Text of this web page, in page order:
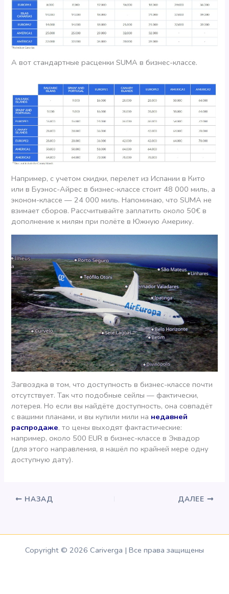
А вот стандартные расценки SUMA в бизнес-классе.
Например, с учетом скидки, перелет из Испании в Кито
или в Буэнос-Айрес в бизнес-классе стоит 48 000 миль, а
эконом-классе — 24 000 миль. Напоминаю, что SUMA не
взимает сборов. Рассчитывайте заплатить около 50€ в
дополнение к милям при полёте в Южную Америку.
Загвоздка в том, что доступность в бизнес-классе почти
отсутствует. Так что подобные сейлы — фактически,
лотерея. Но если вы найдёте доступность, она совпадёт
с вашими планами, и вы купили мили на недавней
распродаже, то цены выходят фактастические:
например, около 500 EUR в бизнес-классе в Эквадор
(для этого направления, я нашёл по крайней мере одну
доступную дату).
НАЗАД ДАЛЕЕ
Copyright © 2026 Cariverga | Все права защищены